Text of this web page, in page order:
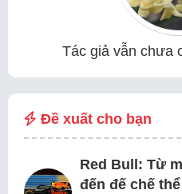
Tác giả vẫn chưa
Đề xuất cho bạn
Red Bull: Từ
đến đế chế